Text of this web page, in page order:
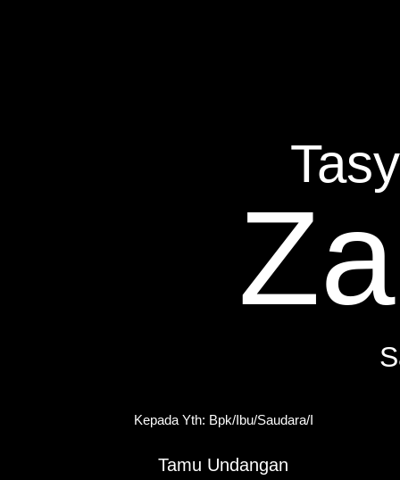
Kepada Yth: Bpk/Ibu/Saudara/i
Tamu Undangan